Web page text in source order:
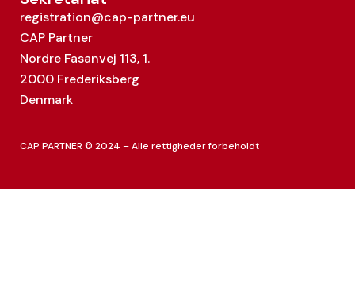
registration@cap-partner.eu
CAP Partner
Nordre Fasanvej 113, 1.
2000 Frederiksberg
Denmark
CAP PARTNER © 2024 – Alle rettigheder forbeholdt